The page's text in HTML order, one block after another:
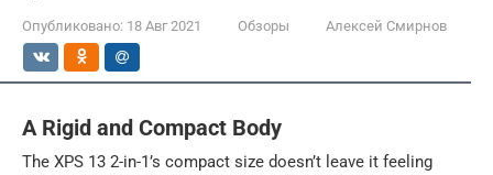
Опубликовано: 18 Авг 2021 Обзоры Алексей Смирнов
A Rigid and Compact Body
The XPS 13 2-in-1’s compact size doesn’t leave it feeling